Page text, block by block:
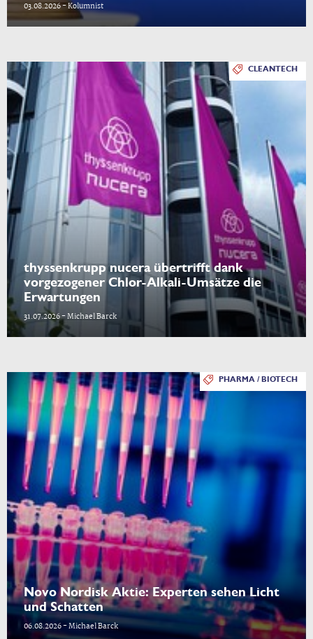
03.08.2026 - Kolumnist
CLEANTECH
thyssenkrupp nucera übertrifft dank
vorgezogener Chlor-Alkali-Umsätze die
Erwartungen
31.07.2026 - Michael Barck
PHARMA / BIOTECH
Novo Nordisk Aktie: Experten sehen Licht
und Schatten
06.08.2026 - Michael Barck